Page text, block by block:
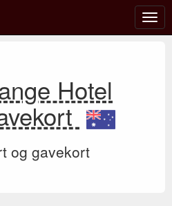
Hotel
og gavekort